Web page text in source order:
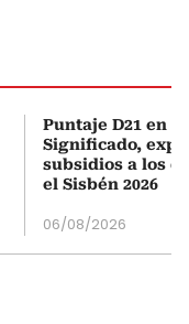
Puntaje D21 en
Significado,
subsidios a los
el Sisbén 2026
06/08/2026